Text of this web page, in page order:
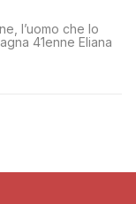
l’uomo che lo
41enne Eliana